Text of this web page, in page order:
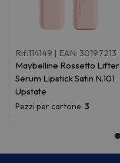
Rif:114149 | EAN: 30197213
Maybelline Rossetto Lifter
Serum Lipstick Satin N.101
Upstate
Pezzi per cartone:3